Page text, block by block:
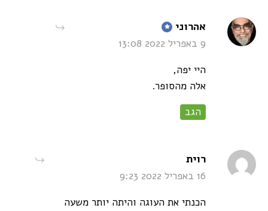
אהרוני says:
9 באפריל 2022 13:08
היי יפה,
אלה מהסופר.
הגב
רויתsays:
16 באפריל 2022 9:23
הכנתי את העוגה והיתה יותר משעה